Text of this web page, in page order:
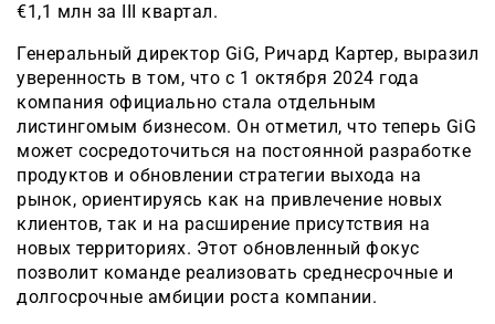
€1,1 млн за III квартал.
Генеральный директор GiG, Ричард Картер, выразил
уверенность в том, что с 1 октября 2024 года
компания официально стала отдельным
листингомым бизнесом. Он отметил, что теперь GiG
может сосредоточиться на постоянной разработке
продуктов и обновлении стратегии выхода на
рынок, ориентируясь как на привлечение новых
клиентов, так и на расширение присутствия на
новых территориях. Этот обновленный фокус
позволит команде реализовать среднесрочные и
долгосрочные амбиции роста компании.